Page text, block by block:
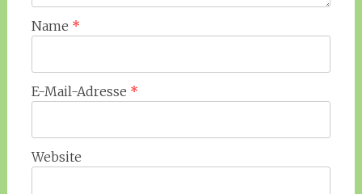
Name *
E-Mail-Adresse *
Website